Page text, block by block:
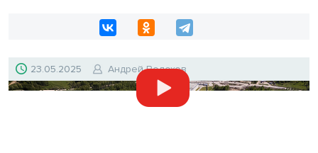
23.05.2025 Андрей Волохов